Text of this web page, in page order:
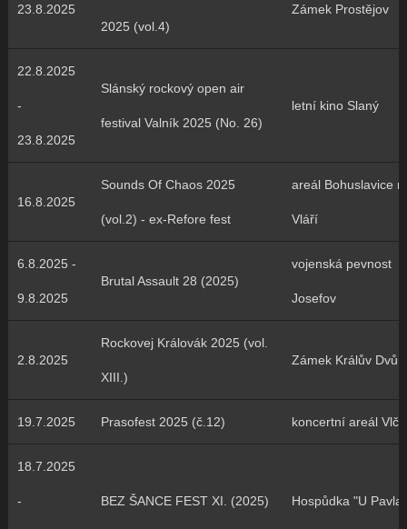
23.8.2025
2025 (vol.4)
Zámek Prostějov
22.8.2025
-
23.8.2025
Slánský rockový open air
festival Valník 2025 (No. 26)
letní kino Slaný
16.8.2025
Sounds Of Chaos 2025
(vol.2) - ex-Refore fest
areál Bohuslavice
Vláří
6.8.2025 -
9.8.2025
Brutal Assault 28 (2025)
vojenská pevnost
Josefov
2.8.2025
Rockovej Královák 2025 (vol.
XIII.)
Zámek Králův Dvůr
19.7.2025 Prasofest 2025 (č.12) koncertní areál
18.7.2025
- BEZ ŠANCE FEST XI. (2025) Hospůdka "U Pavla"